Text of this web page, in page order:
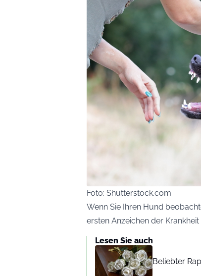
Foto: Shutterstock.com
Wenn Sie Ihren Hund
ersten Anzeichen der Krankheit
Lesen Sie auch
Beliebter